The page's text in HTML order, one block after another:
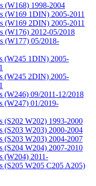
(W168) 1998-2004
(W169 1DIN) 2005-2011
(W169 2DIN) 2005-2011
(W176) 2012-05/2018
(W177) 05/2018-
(W245 1DIN) 2005-
(W245 2DIN) 2005-
(W246) 09/2011-12/2018
(W247) 01/2019-
(S202 W202) 1993-2000
(S203 W203) 2000-2004
(S203 W203) 2004-2007
(S204 W204) 2007-2010
(W204) 2011-
(S205 W205 C205 A205)